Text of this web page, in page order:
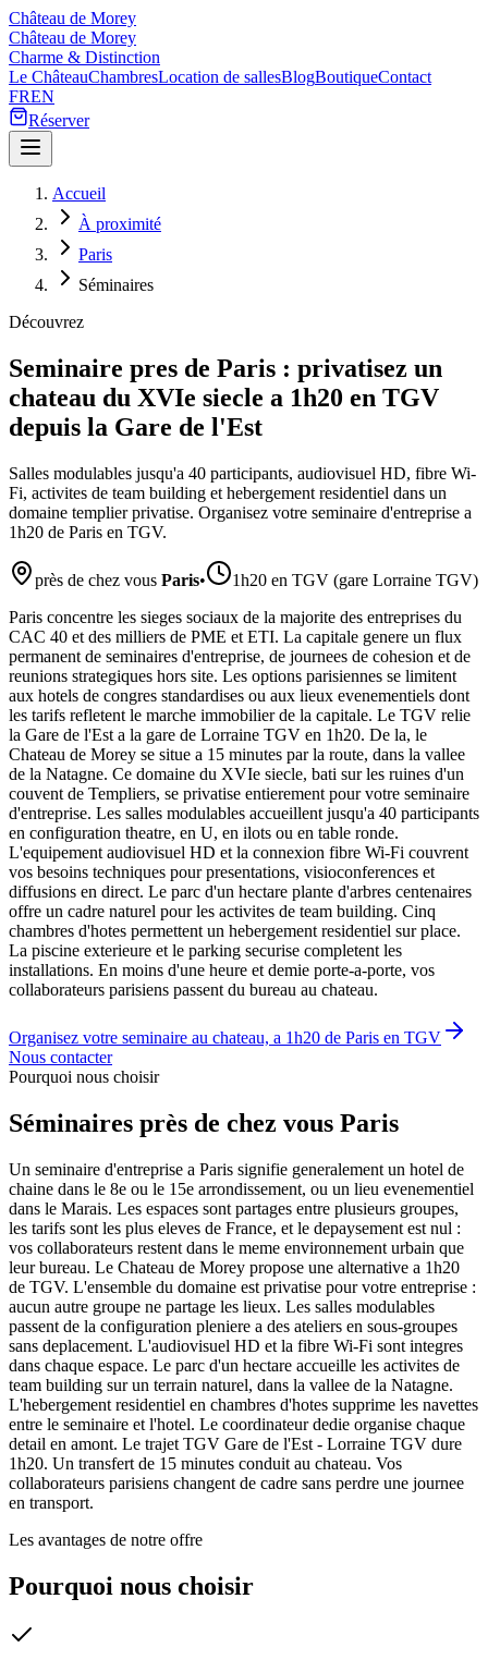
Château de Morey
Château de Morey
Charme & Distinction
Le ChâteauChambresLocation de sallesBlogBoutiqueContact
FREN
Réserver
Accueil
À proximité
Paris
Séminaires
Découvrez
Seminaire pres de Paris : privatisez un
chateau du XVIe siecle a 1h20 en TGV
depuis la Gare de l'Est
Salles modulables jusqu'a 40 participants, audiovisuel HD, fibre Wi-
Fi, activites de team building et hebergement residentiel dans un
domaine templier privatise. Organisez votre seminaire d'entreprise a
1h20 de Paris en TGV.
près de chez vous Paris•
1h20 en TGV (gare Lorraine TGV)
Paris concentre les sieges sociaux de la majorite des entreprises du
CAC 40 et des milliers de PME et ETI. La capitale genere un flux
permanent de seminaires d'entreprise, de journees de cohesion et de
reunions strategiques hors site. Les options parisiennes se limitent
aux hotels de congres standardises ou aux lieux evenementiels dont
les tarifs refletent le marche immobilier de la capitale. Le TGV relie
la Gare de l'Est a la gare de Lorraine TGV en 1h20. De la, le
Chateau de Morey se situe a 15 minutes par la route, dans la vallee
de la Natagne. Ce domaine du XVIe siecle, bati sur les ruines d'un
couvent de Templiers, se privatise entierement pour votre seminaire
d'entreprise. Les salles modulables accueillent jusqu'a 40 participants
en configuration theatre, en U, en ilots ou en table ronde.
L'equipement audiovisuel HD et la connexion fibre Wi-Fi couvrent
vos besoins techniques pour presentations, visioconferences et
diffusions en direct. Le parc d'un hectare plante d'arbres centenaires
offre un cadre naturel pour les activites de team building. Cinq
chambres d'hotes permettent un hebergement residentiel sur place.
La piscine exterieure et le parking securise completent les
installations. En moins d'une heure et demie porte-a-porte, vos
collaborateurs parisiens passent du bureau au chateau.
Organisez votre seminaire au chateau, a 1h20 de Paris en TGV
Nous contacter
Pourquoi nous choisir
Séminaires près de chez vous Paris
Un seminaire d'entreprise a Paris signifie generalement un hotel de
chaine dans le 8e ou le 15e arrondissement, ou un lieu evenementiel
dans le Marais. Les espaces sont partages entre plusieurs groupes,
les tarifs sont les plus eleves de France, et le depaysement est nul :
vos collaborateurs restent dans le meme environnement urbain que
leur bureau. Le Chateau de Morey propose une alternative a 1h20
de TGV. L'ensemble du domaine est privatise pour votre entreprise :
aucun autre groupe ne partage les lieux. Les salles modulables
passent de la configuration pleniere a des ateliers en sous-groupes
sans deplacement. L'audiovisuel HD et la fibre Wi-Fi sont integres
dans chaque espace. Le parc d'un hectare accueille les activites de
team building sur un terrain naturel, dans la vallee de la Natagne.
L'hebergement residentiel en chambres d'hotes supprime les navettes
entre le seminaire et l'hotel. Le coordinateur dedie organise chaque
detail en amont. Le trajet TGV Gare de l'Est - Lorraine TGV dure
1h20. Un transfert de 15 minutes conduit au chateau. Vos
collaborateurs parisiens changent de cadre sans perdre une journee
en transport.
Les avantages de notre offre
Pourquoi nous choisir